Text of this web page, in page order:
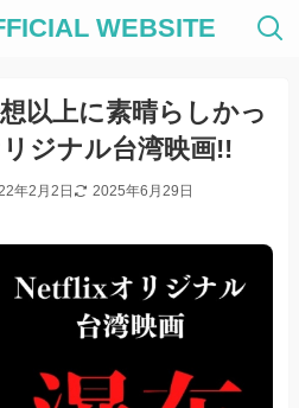
WEBSITE
想以上に素晴らしかっ
ジナル台湾映画!!
年2月2日 2025年6月29日